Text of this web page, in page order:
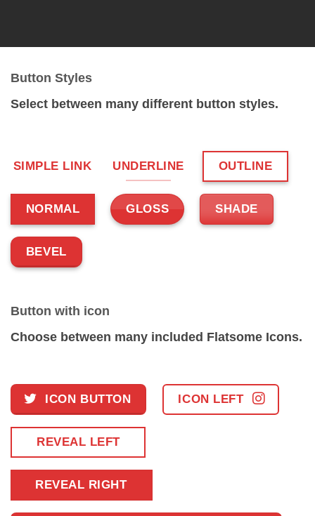
Button Styles
Select between many different button styles.
SIMPLE LINK UNDERLINE OUTLINE
NORMAL GLOSS SHADE
BEVEL
Button with icon
Choose between many included Flatsome Icons.
ICON BUTTON ICON LEFT
REVEAL LEFT
REVEAL RIGHT